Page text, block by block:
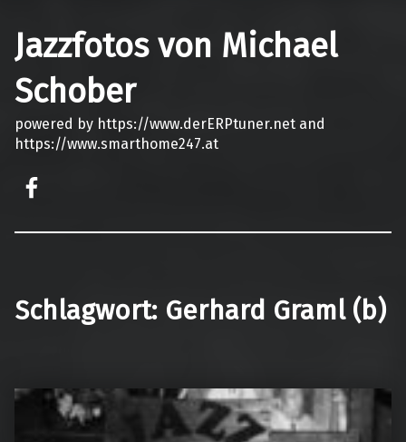
Jazzfotos von Michael
Schober
powered by https://www.derERPtuner.net and
https://www.smarthome247.at
Schlagwort: Gerhard Graml (b)